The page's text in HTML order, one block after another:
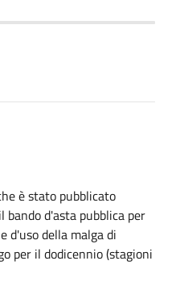
è stato pubblicato
d'asta pubblica per
d'uso della malga di
per il dodicennio (stagioni